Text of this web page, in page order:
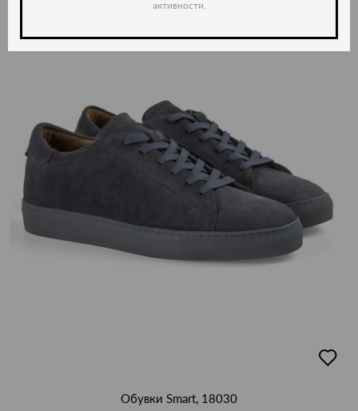
в
Обувки Smart, 18030
активности.